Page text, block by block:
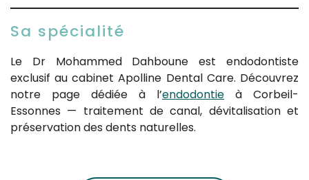
Sa spécialité
Le Dr Mohammed Dahboune est endodontiste
exclusif au cabinet Apolline Dental Care. Découvrez
notre page dédiée à l’endodontieà Corbeil-
Essonnes — traitement de canal, dévitalisation et
préservation des dents naturelles.